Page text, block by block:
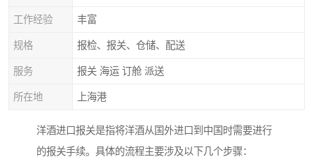
工作经验 丰富
规格 报检、报关、仓储、配送
服务 报关 海运 订舱 派送
所在地 上海港
洋酒进口报关是指将洋酒从国外进口到中国时需要进行
的报关手续。具体的流程主要涉及以下几个步骤：